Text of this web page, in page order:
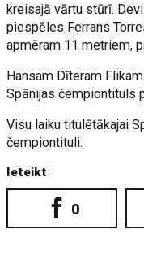
kreisajā vārtu stūrī.
piespēles Ferrans
apmēram 11 metriem,
Hansam Dīteram
Spānijas čempiontituls
Visu laiku titulētākajai
čempiontituli.
Ieteikt
0